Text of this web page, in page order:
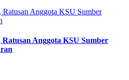
Anggota KSU Sumber